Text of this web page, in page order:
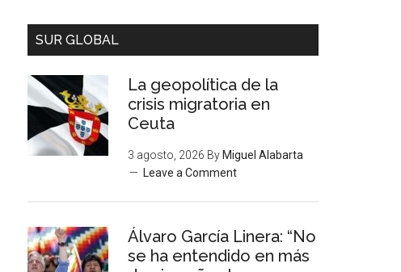
SUR GLOBAL
La geopolítica de la
crisis migratoria en
Ceuta
3 agosto, 2026 By Miguel Alabarta
Leave a Comment
Álvaro García Linera: “No
se ha entendido en más